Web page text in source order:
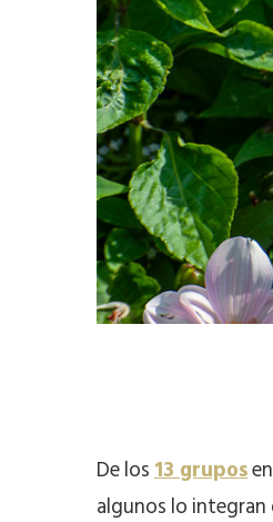
De los13 grupos
algunos lo integran